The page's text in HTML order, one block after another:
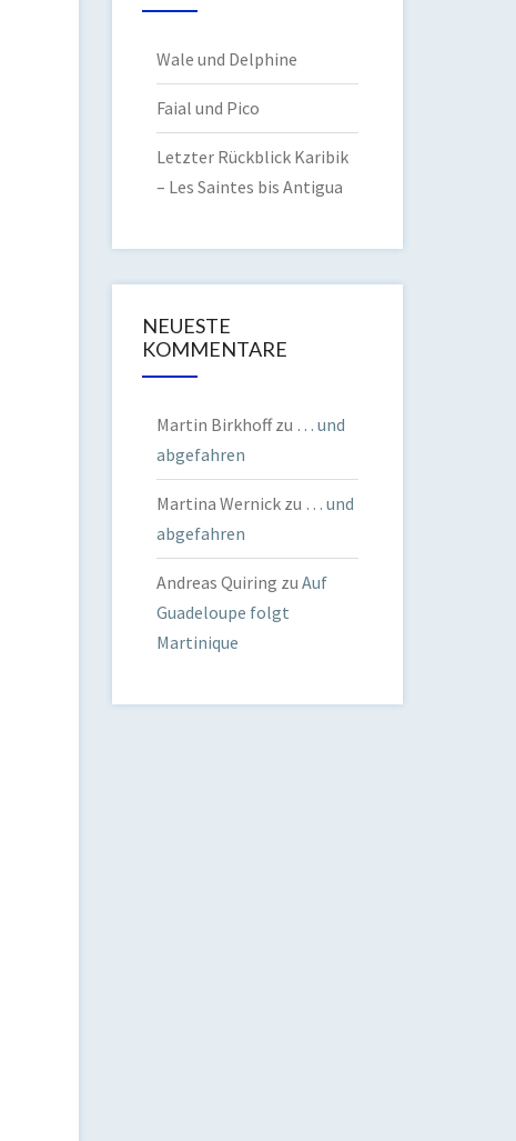
Wale und Delphine
Faial und Pico
Letzter Rückblick Karibik
– Les Saintes bis Antigua
NEUESTE
KOMMENTARE
Martin Birkhoffzu … und
abgefahren
Martina Wernickzu … und
abgefahren
Andreas Quiring zu Auf
Guadeloupe folgt
Martinique